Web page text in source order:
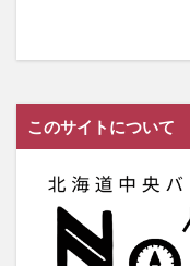
このサイトについて